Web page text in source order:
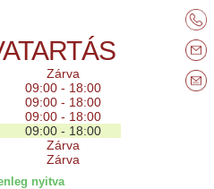
Zárva
09:00 - 18:00
09:00 - 18:00
09:00 - 18:00
09:00 - 18:00
Zárva
Zárva
nyitva